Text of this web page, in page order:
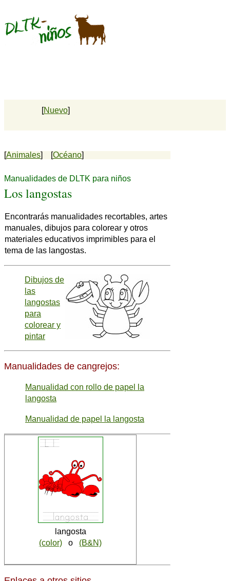
[Nuevo]
[Animales] [Océano]
Manualidades de DLTK para niños
Los langostas
Encontrarás manualidades recortables, artes
manuales, dibujos para colorear y otros
materiales educativos imprimibles para el
tema de las langostas.
Dibujos de
las
langostas
para
colorear y
pintar
Manualidades de cangrejos:
Manualidad con rollo de papel la
langosta
Manualidad de papel la langosta
langosta
(color) o (B&N)